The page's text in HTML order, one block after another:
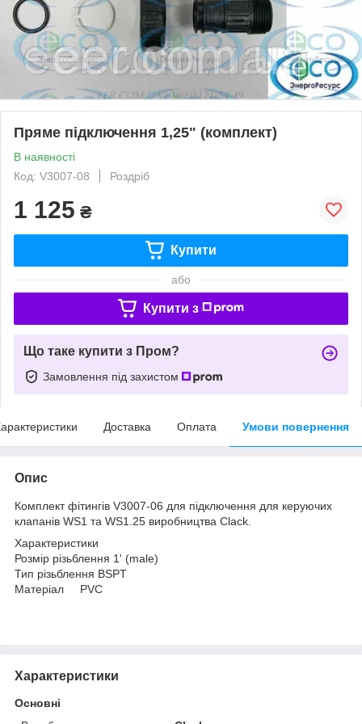
Пряме підключення 1,25" (комплект)
В наявності
Код: V3007-08
Роздріб
1 125 ₴
Купити
або
Купити з
Що таке купити з Пром?
Замовлення під захистом
Доставка Оплата Умови повернення
Опис
Комплект фітингів V3007-06 для підключення для керуючих
клапанів WS1 та WS1.25 виробництва Clack.
Характеристики
Розмір різьблення 1' (male)
Тип різьблення BSPT
Матеріал PVC
Характеристики
Основні